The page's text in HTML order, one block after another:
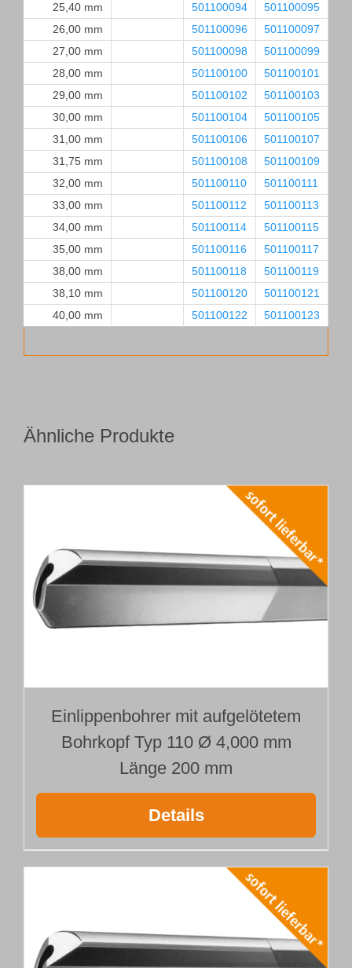
25,40 mm 501100094
501100095
26,00 mm
501100096
501100097
27,00 mm
501100098
501100099
28,00 mm
501100100
501100101
29,00 mm
501100102
501100103
30,00 mm
501100104
501100105
31,00 mm
501100106
501100107
31,75 mm
501100108
501100109
32,00 mm
501100110
501100111
33,00 mm
501100112
501100113
34,00 mm
501100114
501100115
35,00 mm
501100116
501100117
38,00 mm
501100118
501100119
38,10 mm
501100120
501100121
40,00 mm
501100122 501100123
Ähnliche Produkte
Einlippenbohrer mit aufgelötetem
Bohrkopf Typ 110 Ø 4,000 mm
Länge 200 mm
Details